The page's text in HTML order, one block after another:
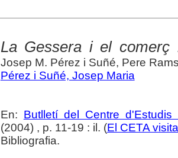
La Gessera i el comerç
Josep M. Pérez i Suñé, Pere
Pérez i Suñé, Josep Maria
En: Butlletí del Centre
(2004) , p. 11-19 : il. (El CETA
Bibliografia.